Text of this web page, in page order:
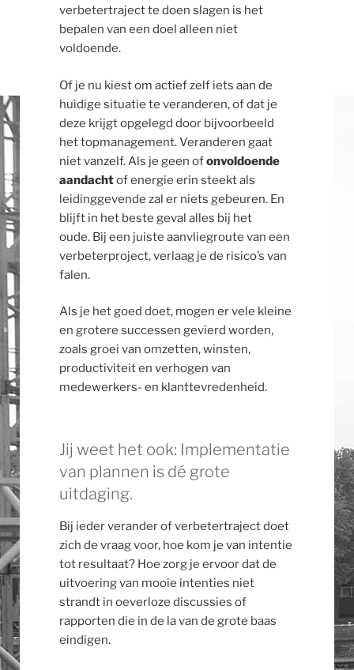
verbetertraject te doen slagen is het
bepalen van een doel alleen niet
voldoende.
Of je nu kiest om actief zelf iets aan de
huidige situatie te veranderen, of dat je
deze krijgt opgelegd door bijvoorbeeld
het topmanagement. Veranderen gaat
niet vanzelf. Als je geen ofonvoldoende
aandachtof energie erin steekt als
leidinggevende zal er niets gebeuren. En
blijft in het beste geval alles bij het
oude. Bij een juiste aanvliegroute van een
verbeterproject, verlaag je de risico’s van
falen.
Als je het goed doet, mogen er vele kleine
en grotere successen gevierd worden,
zoals groei van omzetten, winsten,
productiviteit en verhogen van
medewerkers- en klanttevredenheid.
Jij weet het ook: Implementatie
van plannen is dé grote
uitdaging.
Bij ieder verander of verbetertraject doet
zich de vraag voor, hoe kom je van intentie
tot resultaat? Hoe zorg je ervoor dat de
uitvoering van mooie intenties niet
strandt in oeverloze discussies of
rapporten die in de la van de grote baas
eindigen.